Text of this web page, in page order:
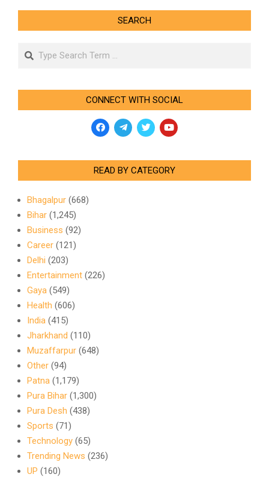
SEARCH
Search
CONNECT WITH SOCIAL
READ BY CATEGORY
Bhagalpur (668)
Bihar (1,245)
Business (92)
Career (121)
Delhi (203)
Entertainment (226)
Gaya (549)
Health (606)
India (415)
Jharkhand (110)
Muzaffarpur (648)
Other (94)
Patna (1,179)
Pura Bihar (1,300)
Pura Desh (438)
Sports (71)
Technology (65)
Trending News (236)
UP (160)